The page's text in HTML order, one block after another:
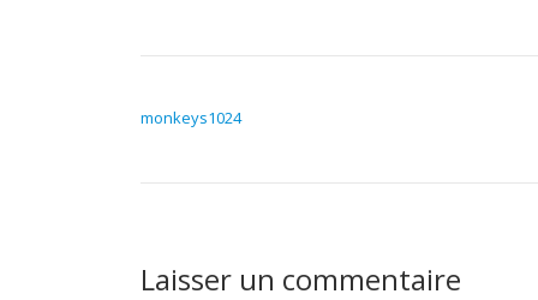
monkeys1024
Laisser un commentaire